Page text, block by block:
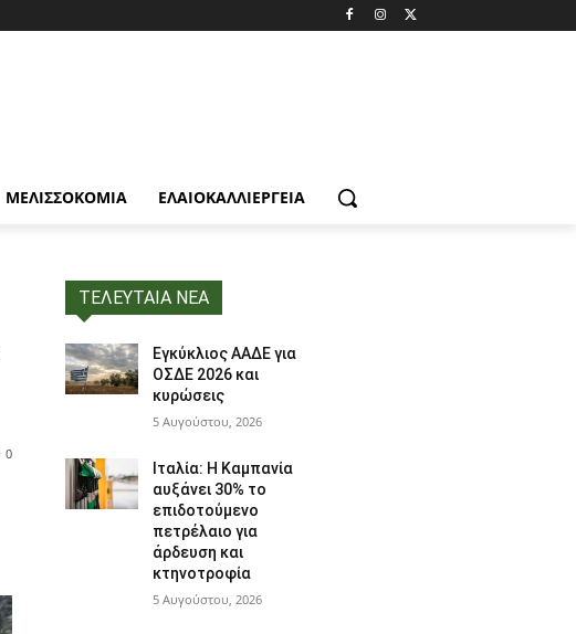
ΜΕΛΙΣΣΟΚΟΜΙΑ ΕΛΑΙΟΚΑΛΛΙΈΡΓΕΙΑ
0
ΤΕΛΕΥΤΑΙΑ ΝΕΑ
Εγκύκλιος ΑΑΔΕ για
ΟΣΔΕ 2026 και
κυρώσεις
5 Αυγούστου, 2026
Ιταλία: Η Καμπανία
αυξάνει 30% το
επιδοτούμενο
πετρέλαιο για
άρδευση και
κτηνοτροφία
5 Αυγούστου, 2026